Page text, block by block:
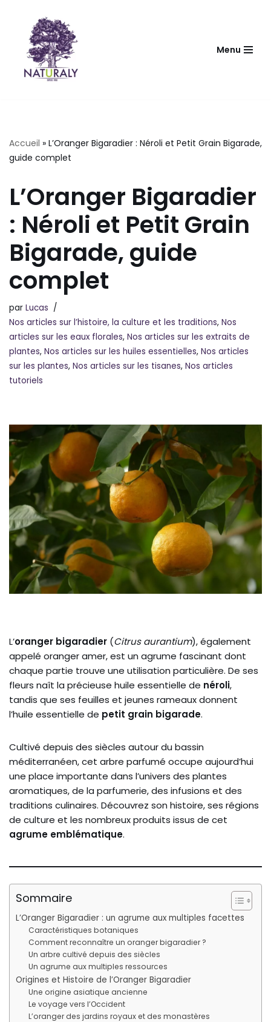
contenu
Menu
Accueil » L’Oranger Bigaradier : Néroli et Petit Grain Bigarade,
guide complet
L’Oranger Bigaradier
: Néroli et Petit Grain
Bigarade, guide
complet
par Lucas
Nos articles sur l’histoire, la culture et les traditions, Nos
articles sur les eaux florales, Nos articles sur les extraits de
plantes, Nos articles sur les huiles essentielles, Nos articles
sur les plantes, Nos articles sur les tisanes, Nos articles
tutoriels
L’oranger bigaradier (Citrus aurantium), également
appelé oranger amer, est un agrume fascinant dont
chaque partie trouve une utilisation particulière. De ses
fleurs naît la précieuse huile essentielle de néroli,
tandis que ses feuilles et jeunes rameaux donnent
l’huile essentielle de petit grain bigarade.
Cultivé depuis des siècles autour du bassin
méditerranéen, cet arbre parfumé occupe aujourd’hui
une place importante dans l’univers des plantes
aromatiques, de la parfumerie, des infusions et des
traditions culinaires. Découvrez son histoire, ses régions
de culture et les nombreux produits issus de cet
agrume emblématique.
Sommaire
L’Oranger Bigaradier : un agrume aux multiples facettes
Caractéristiques botaniques
Comment reconnaître un oranger bigaradier ?
Un arbre cultivé depuis des siècles
Un agrume aux multiples ressources
Origines et Histoire de l’Oranger Bigaradier
Une origine asiatique ancienne
Le voyage vers l’Occident
L’oranger des jardins royaux et des monastères